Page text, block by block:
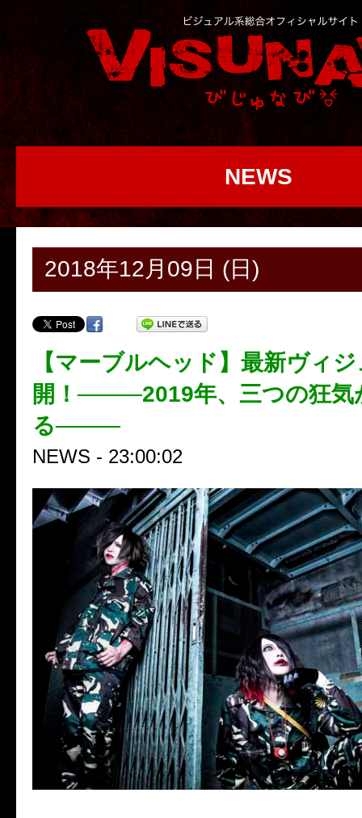
NEWS
2018年12月09日 (日)
【マーブルヘッド】最新ヴィ
開！────2019年、三つの狂気
る────
NEWS - 23:00:02